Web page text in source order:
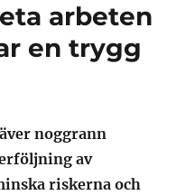
arbeten
en trygg
noggrann
av
riskerna och